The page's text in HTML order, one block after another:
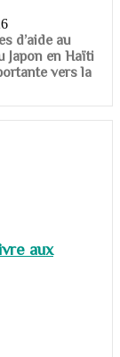
d’aide au
Japon en Haïti
vers la
aux